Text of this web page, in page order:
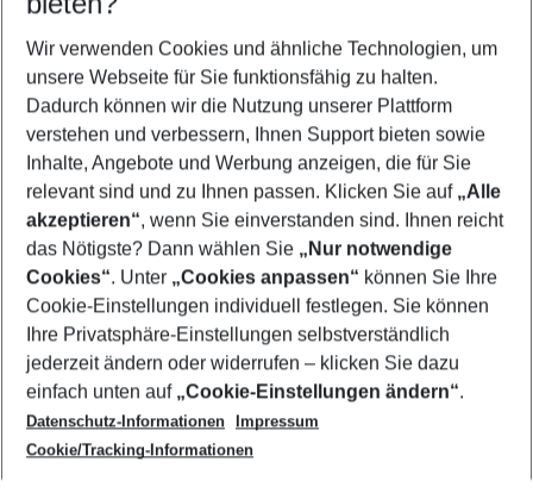
2 Erwachsene Keine Kinder
Mehr Filter anzeigen
Footer
Footer navigation
Über uns
AGB
Cookie-Einstellungen ändern
Cookie-Richtlinie
Datenschutz
Service & Hilfe
Barrierefreies Reisen
Check-in
Folgen Sie uns
Wir verwenden Cookies und ähnliche Technologien, um
unsere Webseite für Sie funktionsfähig zu halten.
Dadurch können wir die Nutzung unserer Plattform
verstehen und verbessern, Ihnen Support bieten sowie
Inhalte, Angebote und Werbung anzeigen, die für Sie
relevant sind und zu Ihnen passen. Klicken Sie auf „Alle
akzeptieren“, wenn Sie einverstanden sind. Ihnen reicht
das Nötigste? Dann wählen Sie „Nur notwendige
Cookies“. Unter „Cookies anpassen“ können Sie Ihre
Cookie-Einstellungen individuell festlegen. Sie können
Ihre Privatsphäre-Einstellungen selbstverständlich
jederzeit ändern oder widerrufen – klicken Sie dazu
einfach unten auf „Cookie-Einstellungen ändern“.
Datenschutz-Informationen
Impressum
Cookie/Tracking-Informationen